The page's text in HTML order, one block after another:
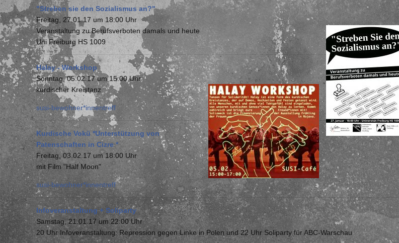
"Streben sie den Sozialismus an?"
Freitag, 27.01.17 um 18:00 Uhr
Veranstaltung zu Berufsverboten damals und heute
Uni Freiburg HS 1009
Halay - Workshop
Sonntag, 05.02.17 um 15:00 Uhr
kurdischer Kreistanz
susi-bewohner*innentreff
Kurdische Vokü *Unterstützung von
Patenschaften in Cizre *
Freitag, 03.02.17 um 18:00 Uhr
mit Film "Half Moon"
susi-bewohner*innentreff
Infoveranstaltung + Soliparty
Samstag, 21.01.17 um 22:00 Uhr
20 Uhr Infoveranstaltung: Repression gegen Linke in Polen und 22 Uhr Soliparty für ABC-Warschau